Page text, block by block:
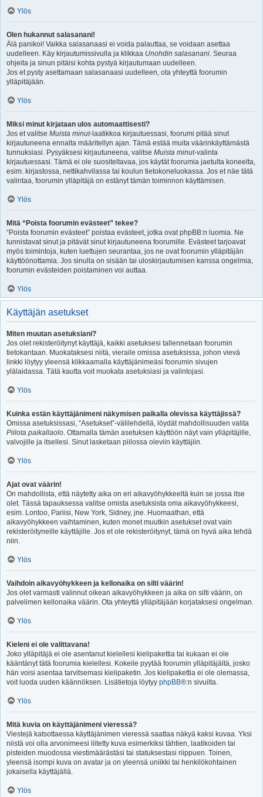
Ylös
Olen hukannut salasanani!
Älä panikoi! Vaikka salasanaasi ei voida palauttaa, se voidaan asettaa
uudelleen. Käy kirjautumissivulla ja klikkaa Unohdin salasanani. Seuraa
ohjeita ja sinun pitäisi kohta pystyä kirjautumaan uudelleen.
Jos et pysty asettamaan salasanaasi uudelleen, ota yhteyttä foorumin
ylläpitäjään.
Ylös
Miksi minut kirjataan ulos automaattisesti?
Jos et valitse Muista minut-laatikkoa kirjautuessasi, foorumi pitää sinut
kirjautuneena ennalta määritellyn ajan. Tämä estää muita väärinkäyttämästä
tunnuksiasi. Pysyäksesi kirjautuneena, valitse Muista minut-valinta
kirjautuessasi. Tämä ei ole suositeltavaa, jos käytät foorumia jaetulta koneelta,
esim. kirjastossa, nettikahvilassa tai koulun tietokoneluokassa. Jos et näe tätä
valintaa, foorumin ylläpitäjä on estänyt tämän toiminnon käyttämisen.
Ylös
Mitä “Poista foorumin evästeet” tekee?
“Poista foorumin evästeet” poistaa evästeet, jotka ovat phpBB:n luomia. Ne
tunnistavat sinut ja pitävät sinut kirjautuneena foorumille. Evästeet tarjoavat
myös toimintoja, kuten luettujen seurantaa, jos ne ovat foorumin ylläpitäjän
käyttöönottamia. Jos sinulla on sisään tai uloskirjautumisen kanssa ongelmia,
foorumin evästeiden poistaminen voi auttaa.
Ylös
Käyttäjän asetukset
Miten muutan asetuksiani?
Jos olet rekisteröitynyt käyttäjä, kaikki asetuksesi tallennetaan foorumin
tietokantaan. Muokataksesi niitä, vieraile omissa asetuksissa, johon vievä
linkki löytyy yleensä klikkaamalla käyttäjänimeäsi foorumin sivujen
ylälaidassa. Tätä kautta voit muokata asetuksiasi ja valintojasi.
Ylös
Kuinka estän käyttäjänimeni näkymisen paikalla olevissa käyttäjissä?
Omissa asetuksissasi, “Asetukset”-välilehdellä, löydät mahdollisuuden valita
Piilota paikallaolo. Ottamalla tämän asetuksen käyttöön näyt vain ylläpitäjille,
valvojille ja itsellesi. Sinut lasketaan piilossa oleviin käyttäjiin.
Ylös
Ajat ovat väärin!
On mahdollista, että näytetty aika on eri aikavyöhykkeeltä kuin se jossa itse
olet. Tässä tapauksessa valitse omista asetuksista oma aikavyöhykkeesi,
esim. Lontoo, Pariisi, New York, Sidney, jne. Huomaathan, että
aikavyöhykkeen vaihtaminen, kuten monet muutkin asetukset ovat vain
rekisteröityneille käyttäjille. Jos et ole rekisteröitynyt, tämä on hyvä aika tehdä
niin.
Ylös
Vaihdoin aikavyöhykkeen ja kellonaika on silti väärin!
Jos olet varmasti valinnut oikean aikavyöhykkeen ja aika on silti väärin, on
palvelimen kellonaika väärin. Ota yhteyttä ylläpitäjään korjataksesi ongelman.
Ylös
Kieleni ei ole valittavana!
Joko ylläpitäjä ei ole asentanut kielellesi kielipakettia tai kukaan ei ole
kääntänyt tätä foorumia kielellesi. Kokeile pyytää foorumin ylläpitäjältä, josko
hän voisi asentaa tarvitsemasi kielipaketin. Jos kielipakettia ei ole olemassa,
voit luoda uuden käännöksen. Lisätietoja löytyy phpBB®:n sivuilta.
Ylös
Mitä kuvia on käyttäjänimeni vieressä?
Viestejä katsottaessa käyttäjänimen vieressä saattaa näkyä kaksi kuvaa. Yksi
niistä voi olla arvonimeesi liitetty kuva esimerkiksi tähtien, laatikoiden tai
pisteiden muodossa viestimäärästäsi tai statuksestasi riippuen. Toinen,
yleensä isompi kuva on avatar ja on yleensä uniikki tai henkilökohtainen
jokaisella käyttäjällä.
Ylös